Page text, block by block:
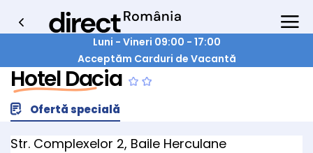
Luni - Vineri 09:00 - 17:00
Acceptăm Carduri de Vacantă
Hotel Dacia
Ofertă specială
Str. Complexelor 2, Baile Herculane